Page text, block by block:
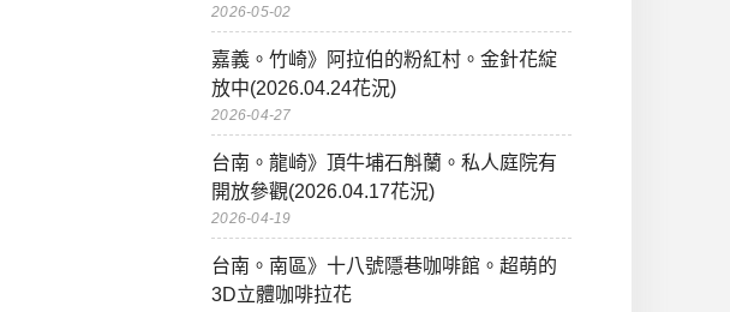
2026-05-02
嘉義。竹崎》阿拉伯的粉紅村。金針花綻
放中(2026.04.24花況)
2026-04-27
台南。龍崎》頂牛埔石斛蘭。私人庭院有
開放參觀(2026.04.17花況)
2026-04-19
台南。南區》十八號隱巷咖啡館。超萌的
3D立體咖啡拉花